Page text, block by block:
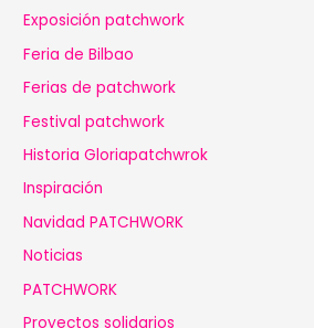
Exposición patchwork
Feria de Bilbao
Ferias de patchwork
Festival patchwork
Historia Gloriapatchwrok
Inspiración
Navidad PATCHWORK
Noticias
PATCHWORK
Proyectos solidarios